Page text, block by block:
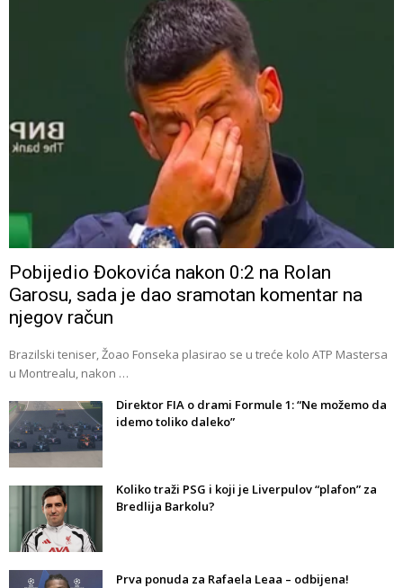
Pobijedio Đokovića nakon 0:2 na Rolan
Garosu, sada je dao sramotan komentar na
njegov račun
Brazilski teniser, Žoao Fonseka plasirao se u treće kolo ATP Mastersa
u Montrealu, nakon …
Direktor FIA o drami Formule 1: “Ne možemo da
idemo toliko daleko”
Koliko traži PSG i koji je Liverpulov “plafon” za
Bredlija Barkolu?
Prva ponuda za Rafaela Leaa – odbijena!